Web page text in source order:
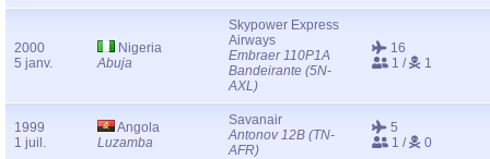
2000
5 janv.
Nigeria
Abuja
Skypower Express
Airways
Embraer 110P1A
Bandeirante (5N-
AXL)
16
1 /
1
1999
1 juil.
Angola
Luzamba
Savanair
Antonov 12B (TN-
AFR)
5
1 /
0